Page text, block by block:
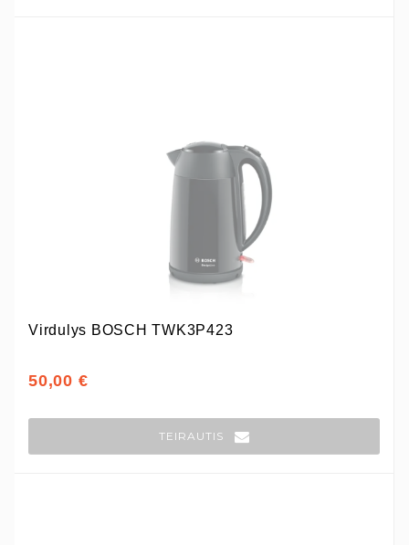
Virdulys BOSCH TWK3P423
50,00 €
TEIRAUTIS